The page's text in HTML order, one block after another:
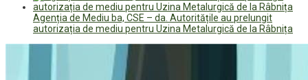
Agenția de Mediu ba, CSE – da. Autoritățile au prelungit
autorizația de mediu pentru Uzina Metalurgică de la Râbnița